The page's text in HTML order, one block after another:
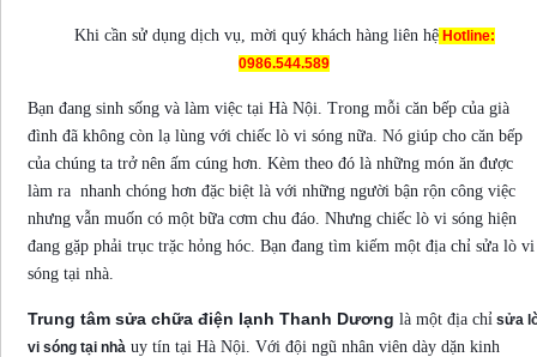
Khi cần sử dụng dịch vụ, mời quý khách hàng liên hệ Hotline:
0986.544.589
Bạn đang sinh sống và làm việc tại Hà Nội. Trong mỗi căn bếp của già
đình đã không còn lạ lùng với chiếc lò vi sóng nữa. Nó giúp cho căn bếp
của chúng ta trở nên ấm cúng hơn. Kèm theo đó là những món ăn được
làm ra nhanh chóng hơn đặc biệt là với những người bận rộn công việc
nhưng vẫn muốn có một bữa cơm chu đáo. Nhưng chiếc lò vi sóng hiện
đang gặp phải trục trặc hỏng hóc. Bạn đang tìm kiếm một địa chỉ sửa lò vi
sóng tại nhà.
Trung tâm sửa chữa điện lạnh Thanh Dương là một địa chỉ sửa
vi sóng tại nhà uy tín tại Hà Nội. Với đội ngũ nhân viên dày dặn kinh